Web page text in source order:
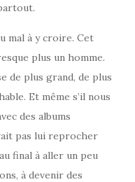
mal à y croire. Cet
plus un homme.
de plus grand, de plus
Et même s’il nous
des albums
pas lui reprocher
final à aller un peu
à devenir des